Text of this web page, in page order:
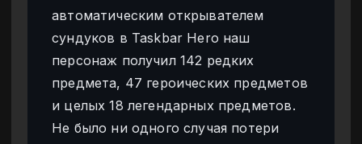
автоматическим открывателем
сундуков в Taskbar Hero наш
персонаж получил 142 редких
предмета, 47 героических предметов
и целых 18 легендарных предметов.
Не было ни одного случая потери